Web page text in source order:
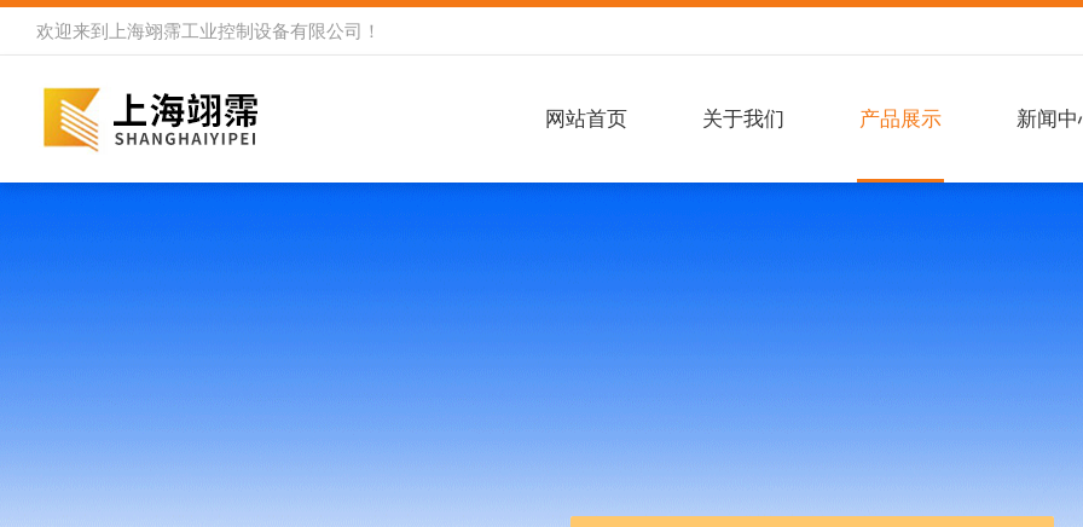
欢迎来到 上海翊霈工业控制设备有限公司 ！
网站首页 关于我们 产品展示 新闻中